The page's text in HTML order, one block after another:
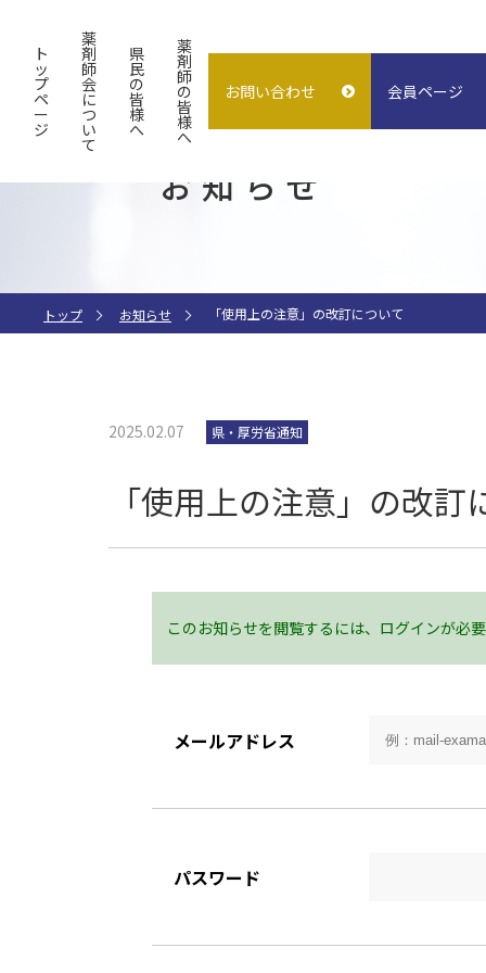
ト
ッ
プ
ペ
ー
ジ
薬
剤
師
会
に
つ
い
て
概要
試験検査センター
施設貸出
県
民
の
皆
様
へ
よくある質問
子どもの誤飲
薬
剤
師
の
皆
様
へ
入会案内
求人情報
（症状〜薬処方等）
お問い合わせ 会員ページ
お知らせ
トップ お知らせ 「使用上の注意」の改訂について
2025.02.07 県・厚労省通知
「使用上の注意」の改訂
このお知らせを閲覧するには、ログインが必
メールアドレス
パスワード